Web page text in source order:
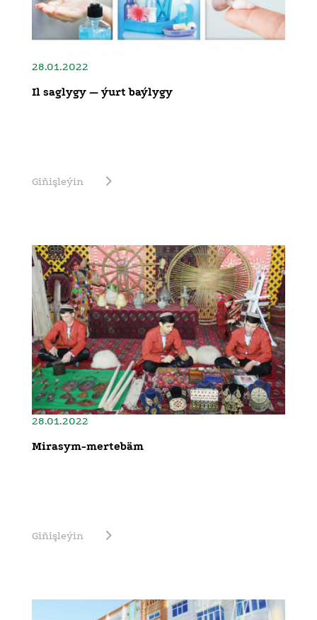
28.01.2022
Il saglygy — ýurt baýlygy
Giňişleýin
28.01.2022
Mirasym-mertebäm
Giňişleýin